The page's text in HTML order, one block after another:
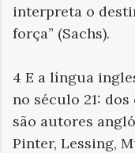
interpreta o
força” (Sachs).
4 E a língua
no século 21:
são autores
Pinter, Lessing,